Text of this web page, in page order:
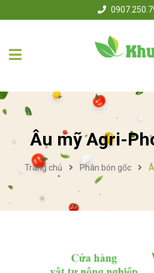
Âu mỹ Agri-
Trang chủ Phân bón gốc